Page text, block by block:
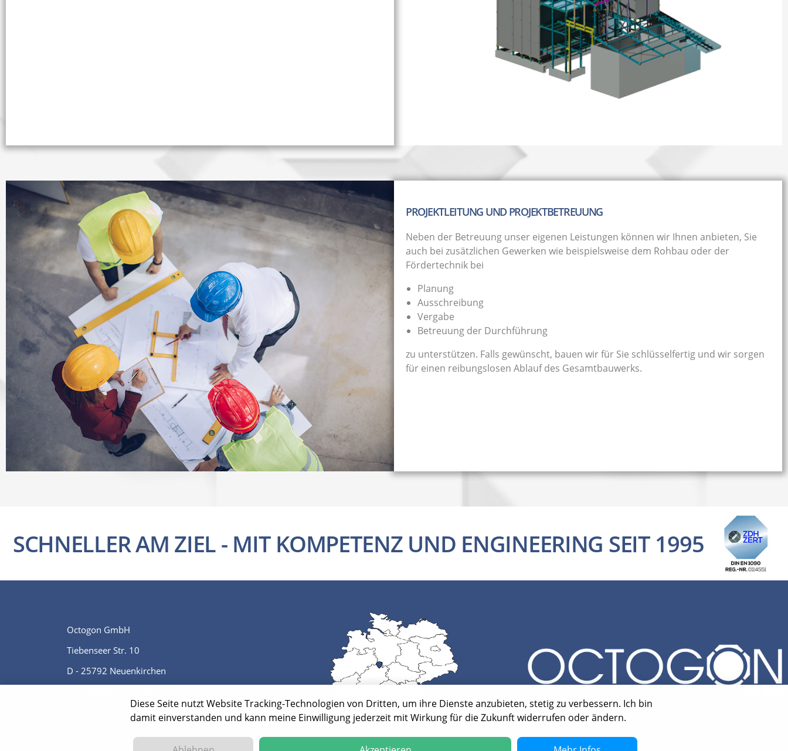
PROJEKTLEITUNG UND PROJEKTBETREUUNG
Neben der Betreuung unser eigenen Leistungen können wir Ihnen anbieten, Sie
auch bei zusätzlichen Gewerken wie beispielsweise dem Rohbau oder der
Fördertechnik bei
Planung
Ausschreibung
Vergabe
Betreuung der Durchführung
zu unterstützen. Falls gewünscht, bauen wir für Sie schlüsselfertig und wir sorgen
für einen reibungslosen Ablauf des Gesamtbauwerks.
SCHNELLER AM ZIEL - MIT KOMPETENZ UND ENGINEERING SEIT 1995
Octogon GmbH
Tiebenseer Str. 10
D - 25792 Neuenkirchen
info@octogon-gmbh.com
Diese Seite nutzt Website Tracking-Technologien von Dritten, um ihre Dienste anzubieten, stetig zu verbessern. Ich bin
damit einverstanden und kann meine Einwilligung jederzeit mit Wirkung für die Zukunft widerrufen oder ändern.